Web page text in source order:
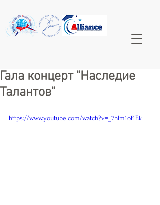
Гала концерт "Наследие
Талантов"
https://www.youtube.com/watch?v=_7hlm1of1Ek